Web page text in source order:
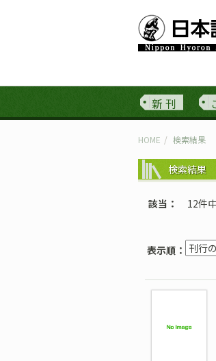
新 刊
HOME 検索結果
検索結果
該当 12件
表示順：